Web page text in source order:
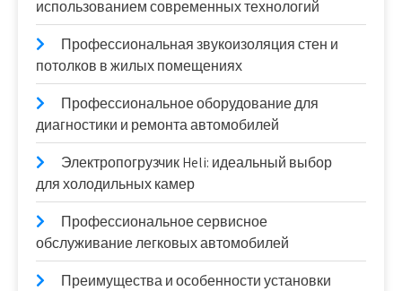
использованием современных технологий
Профессиональная звукоизоляция стен и
потолков в жилых помещениях
Профессиональное оборудование для
диагностики и ремонта автомобилей
Электропогрузчик Heli: идеальный выбор
для холодильных камер
Профессиональное сервисное
обслуживание легковых автомобилей
Преимущества и особенности установки